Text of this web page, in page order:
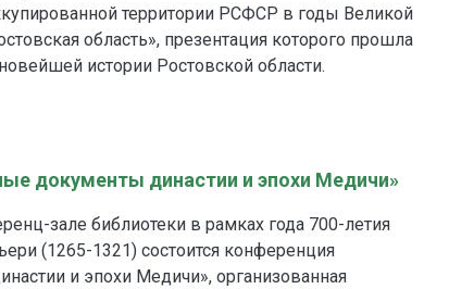
территории РСФСР в годы Великой
область», презентация которого прошла
истории Ростовской области.
документы династии и эпохи Медичи»
зале библиотеки в рамках года 700-летия
(1265-1321) состоится конференция
и эпохи Медичи», организованная